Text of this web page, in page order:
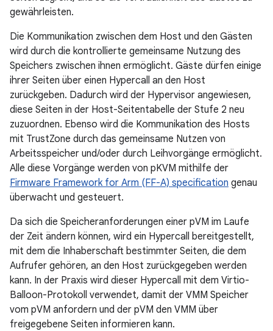
gewährleisten.
Die Kommunikation zwischen dem Host und den Gästen
wird durch die kontrollierte gemeinsame Nutzung des
Speichers zwischen ihnen ermöglicht. Gäste dürfen einige
ihrer Seiten über einen Hypercall an den Host
zurückgeben. Dadurch wird der Hypervisor angewiesen,
diese Seiten in der Host-Seitentabelle der Stufe 2 neu
zuzuordnen. Ebenso wird die Kommunikation des Hosts
mit TrustZone durch das gemeinsame Nutzen von
Arbeitsspeicher und/oder durch Leihvorgänge ermöglicht.
Alle diese Vorgänge werden von pKVM mithilfe der
Firmware Framework for Arm (FF-A) specification genau
überwacht und gesteuert.
Da sich die Speicheranforderungen einer pVM im Laufe
der Zeit ändern können, wird ein Hypercall bereitgestellt,
mit dem die Inhaberschaft bestimmter Seiten, die dem
Aufrufer gehören, an den Host zurückgegeben werden
kann. In der Praxis wird dieser Hypercall mit dem Virtio-
Balloon-Protokoll verwendet, damit der VMM Speicher
vom pVM anfordern und der pVM den VMM über
freigegebene Seiten informieren kann.